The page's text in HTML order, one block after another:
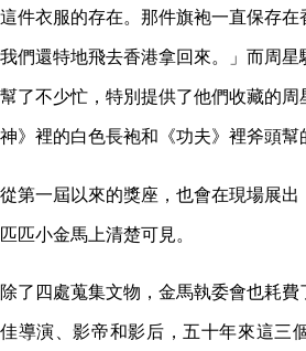
這件衣服的存在。那件旗袍一直保存在
我們還特地飛去香港拿回來。」而周
幫了不少忙，特別提供了他們收藏的
神》裡的白色長袍和《功夫》裡斧頭幫
從第一屆以來的獎座，也會在現場展
匹匹小金馬上清楚可見。
除了四處蒐集文物，金馬執委會也耗
佳導演、影帝和影后，五十年來這三